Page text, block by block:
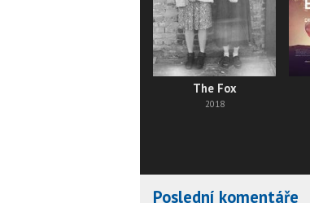
The Fox
2018
Poslední komentáře